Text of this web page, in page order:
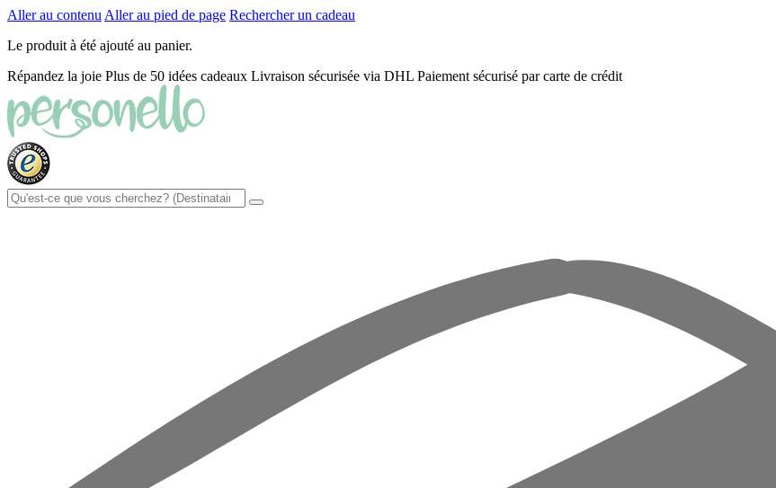
Aller au contenu Aller au pied de page Rechercher un cadeau
Le produit à été ajouté au panier.
Répandez la joie Plus de 50 idées cadeaux Livraison sécurisée via DHL Paiement sécurisé par carte de crédit